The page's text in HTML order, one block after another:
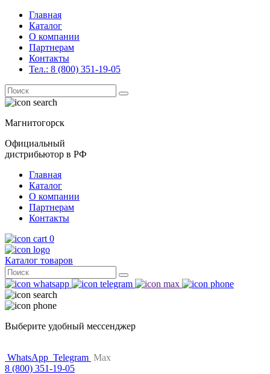
Главная
Каталог
О компании
Партнерам
Контакты
Тел.: 8 (800) 351-19-05
Поиск
for:
Магнитогорск
Официальный
дистрибьютор в РФ
Главная
Каталог
О компании
Партнерам
Контакты
0
Каталог товаров
Поиск
for:
Выберите удобный мессенджер
WhatsApp Telegram Max
8 (800) 351-19-05